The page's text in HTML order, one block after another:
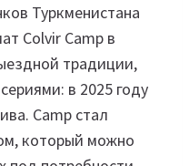
Туркменистана
Colvir Camp в
традиции,
в 2025 году
Camp стал
который можно